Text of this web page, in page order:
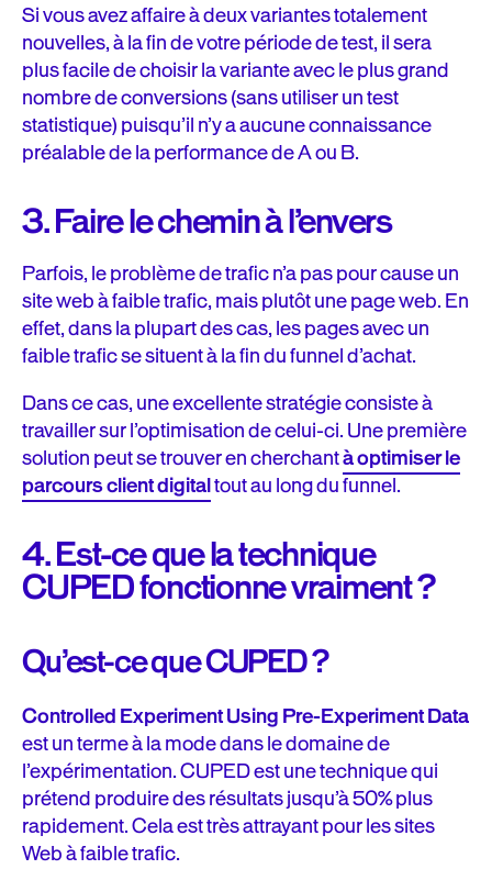
Si vous avez affaire à deux variantes totalement
nouvelles, à la fin de votre période de test, il sera
plus facile de choisir la variante avec le plus grand
nombre de conversions (sans utiliser un test
statistique) puisqu’il n’y a aucune connaissance
préalable de la performance de A ou B.
3. Faire le chemin à l’envers
Parfois, le problème de trafic n’a pas pour cause un
site web à faible trafic, mais plutôt une page web. En
effet, dans la plupart des cas, les pages avec un
faible trafic se situent à la fin du funnel d’achat.
Dans ce cas, une excellente stratégie consiste à
travailler sur l’optimisation de celui-ci. Une première
solution peut se trouver en cherchantà optimiser le
parcours client digitaltout au long du funnel.
4. Est-ce que la technique
CUPED fonctionne vraiment ?
Qu’est-ce que CUPED ?
Controlled Experiment Using Pre-Experiment Data
est un terme à la mode dans le domaine de
l’expérimentation. CUPED est une technique qui
prétend produire des résultats jusqu’à 50% plus
rapidement. Cela est très attrayant pour les sites
Web à faible trafic.